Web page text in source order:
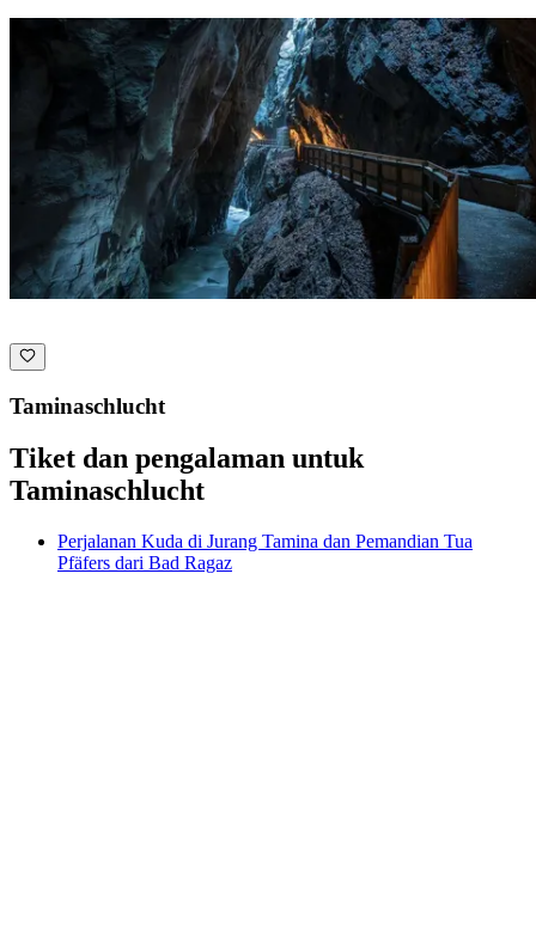
Taminaschlucht
Tiket dan pengalaman untuk
Taminaschlucht
Perjalanan Kuda di Jurang Tamina dan Pemandian Tua
Pfäfers dari Bad Ragaz